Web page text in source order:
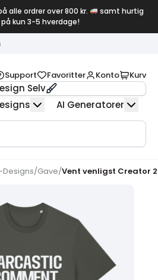
alle ordrer over 800 kr.
samt hurtig
kun 3-5 hverdage!
Support Favoritter Konto Kurv
Selv
AI Generatorer
/Gave/Vent venligst Creator